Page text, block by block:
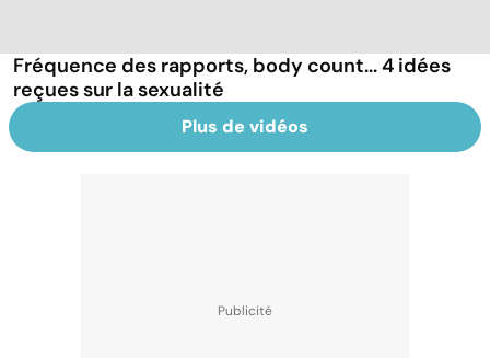
Fréquence des rapports, body count... 4 idées
reçues sur la sexualité
Plus de vidéos